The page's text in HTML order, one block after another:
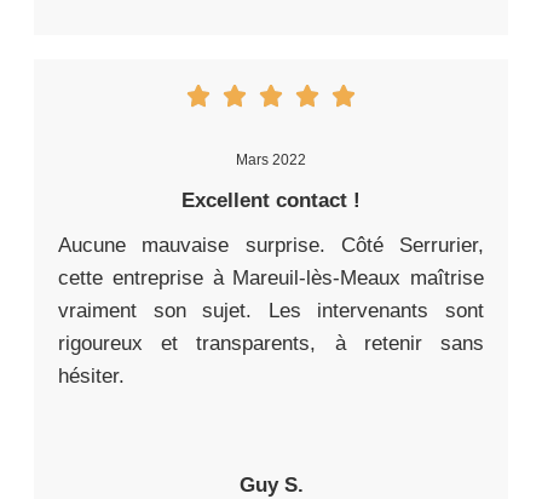
Mars 2022
Excellent contact !
Aucune mauvaise surprise. Côté Serrurier,
cette entreprise à Mareuil-lès-Meaux maîtrise
vraiment son sujet. Les intervenants sont
rigoureux et transparents, à retenir sans
hésiter.
Guy S.